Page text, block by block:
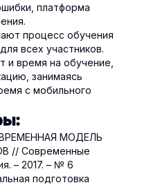
платформа
процесс обучения
всех участников.
и время на обучение,
занимаясь
с мобильного
МОДЕЛЬ
// Современные
– 2017. – № 6
подготовка